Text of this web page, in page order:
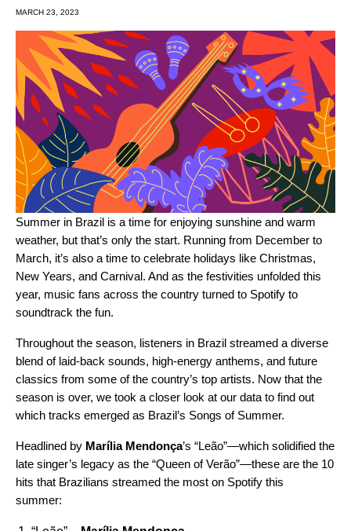
MARCH 23, 2023
Summer in Brazil is a time for enjoying sunshine and warm
weather, but that’s only the start. Running from December to
March, it’s also a time to celebrate holidays like Christmas,
New Years, and Carnival. And as the festivities unfolded this
year, music fans across the country turned to Spotify to
soundtrack the fun.
Throughout the season, listeners in Brazil streamed a diverse
blend of laid-back sounds, high-energy anthems, and future
classics from some of the country’s top artists. Now that the
season is over, we took a closer look at our data to find out
which tracks emerged as Brazil’s Songs of Summer.
Headlined by Marília Mendonça’s “Leão”—which solidified the
late singer’s legacy as the “Queen of Verão”—these are the 10
hits that Brazilians streamed the most on Spotify this
summer: